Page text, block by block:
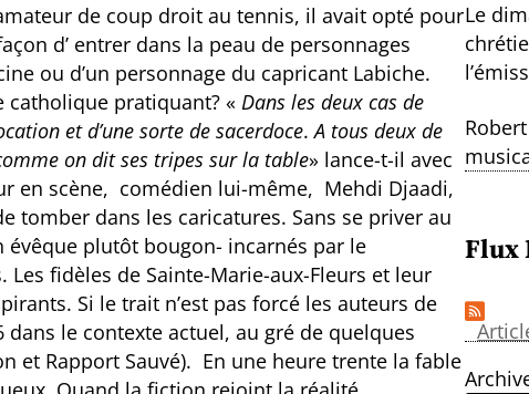
de coup droit au tennis, il avait opté pour
d’ entrer dans la peau de personnages
ou d’un personnage du capricant Labiche.
catholique pratiquant? «Dans les deux cas de
et d’une sorte de sacerdoce.A tous deux de
on dit ses tripes sur la table» lance-t-il avec
en scène, comédien lui-même, Mehdi Djaadi,
tomber dans les caricatures. Sans se priver au
évêque plutôt bougon- incarnés par le
fidèles de Sainte-Marie-aux-Fleurs et leur
Si le trait n’est pas forcé les auteurs de
le contexte actuel, au gré de quelques
et Rapport Sauvé). En une heure trente la fable
Le
Flux